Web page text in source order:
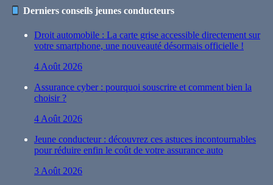
Derniers conseils jeunes conducteurs
Droit automobile : La carte grise accessible directement sur
votre smartphone, une nouveauté désormais officielle !
4 Août 2026
Assurance cyber : pourquoi souscrire et comment bien la
choisir ?
4 Août 2026
Jeune conducteur : découvrez ces astuces incontournables
pour réduire enfin le coût de votre assurance auto
3 Août 2026